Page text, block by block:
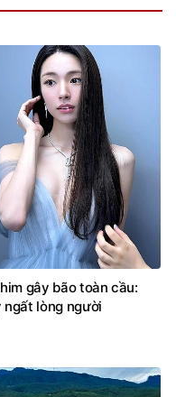
gây bão toàn cầu:
ngất lòng người